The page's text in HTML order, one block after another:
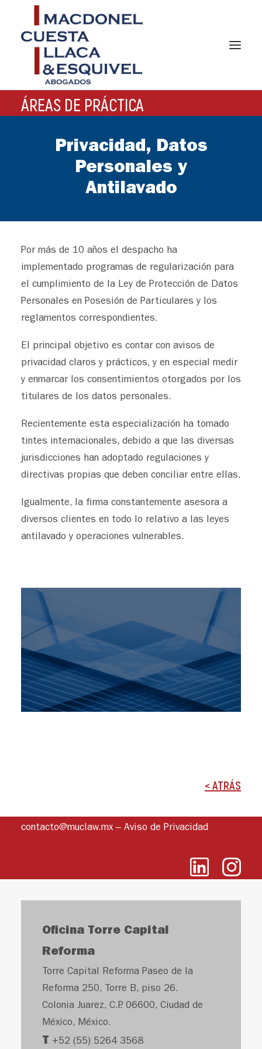
INICIO
NOSOTROS
ÁREAS DE PRÁCTICA
CONTACTO
ÁREAS DE PRÁCTICA
Privacidad, Datos
Personales y
Antilavado
Por más de 10 años el despacho ha
implementado programas de regularización para
el cumplimiento de la Ley de Protección de Datos
Personales en Posesión de Particulares y los
reglamentos correspondientes.
El principal objetivo es contar con avisos de
privacidad claros y prácticos, y en especial medir
y enmarcar los consentimientos otorgados por los
titulares de los datos personales.
Recientemente esta especialización ha tomado
tintes internacionales, debido a que las diversas
jurisdicciones han adoptado regulaciones y
directivas propias que deben conciliar entre ellas.
Igualmente, la firma constantemente asesora a
diversos clientes en todo lo relativo a las leyes
antilavado y operaciones vulnerables.
< ATRÁS
contacto@muclaw.mx– Aviso de Privacidad
Oficina Torre Capital
Reforma
Torre Capital Reforma Paseo de la
Reforma 250, Torre B, piso 26.
Colonia Juarez, C.P. 06600, Ciudad de
México, México.
T +52 (55) 5264 3568